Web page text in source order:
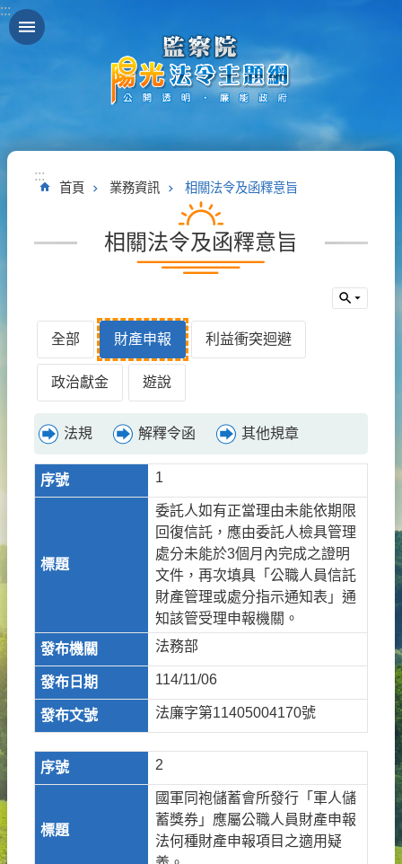
跳到主要內容區塊
:::
:::
首頁 業務資訊 相關法令及函釋意旨
相關法令及函釋意旨
全部 財產申報 利益衝突迴避
政治獻金 遊說
法規 解釋令函 其他規章
1
委託人如有正當理由未能依期限
回復信託，應由委託人檢具管理
處分未能於3個月內完成之證明
文件，再次填具「公職人員信託
財產管理或處分指示通知表」通
知該管受理申報機關。
法務部
114/11/06
法廉字第11405004170號
2
國軍同袍儲蓄會所發行「軍人儲
蓄獎券」應屬公職人員財產申報
法何種財產申報項目之適用疑